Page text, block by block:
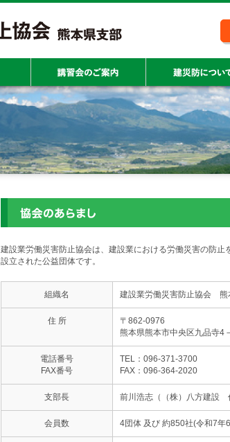
建設業労働災害防止協会は、建設業における労働災害の防
設立された公益団体です。
組織名 建設業労働災害防止協会 熊
住 所
〒862-0976
熊本県熊本市中央区九品寺
電話番号
FAX番号
TEL：096-371-3700
FAX：096-364-2020
支部長 前川浩志（（株）八方建設
会員数 4団体 及び 約850社(令和7年